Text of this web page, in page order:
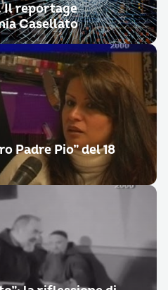
Il reportage
Casellato
Padre Pio” del 18